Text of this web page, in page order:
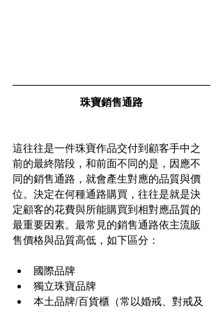
珠寶銷售通路
這往往是一件珠寶作品交付到顧客手中之
前的最終階段，和前面不同的是，因應不
同的銷售通路，就會產生對應的品質與價
位。決定在何種通路購買，往往是就是決
定顧客的花費與所能購買到相對應品質的
最重要因素。最常見的銷售通路依主流販
售價格與品質高低，如下區分：
國際品牌
獨立珠寶品牌
本土品牌/百貨櫃（常以婚戒、對戒及